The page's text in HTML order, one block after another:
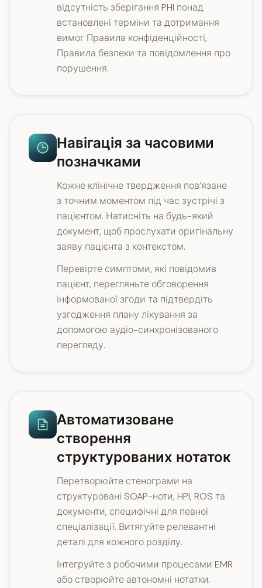
відсутність зберігання PHI понад
встановлені терміни та дотримання
вимог Правила конфіденційності,
Правила безпеки та повідомлення про
порушення.
Навігація за часовими
позначками
Кожне клінічне твердження пов’язане
з точним моментом під час зустрічі з
пацієнтом. Натисніть на будь-який
документ, щоб прослухати оригінальну
заяву пацієнта з контекстом.
Перевірте симптоми, які повідомив
пацієнт, перегляньте обговорення
інформованої згоди та підтвердіть
узгодження плану лікування за
допомогою аудіо-синхронізованого
перегляду.
Автоматизоване
створення
структурованих нотаток
Перетворюйте стенограми на
структуровані SOAP-ноти, HPI, ROS та
документи, специфічні для певної
спеціалізації. Витягуйте релевантні
деталі для кожного розділу.
Інтегруйте з робочими процесами EMR
або створюйте автономні нотатки.